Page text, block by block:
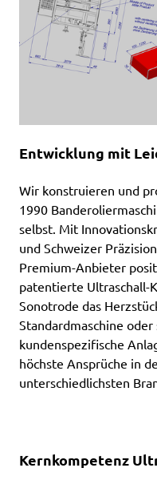
Entwicklung mit
Wir konstruieren und
1990
selbst. Mit
und Schweizer
Premium-Anbieter
patentierte Ultraschall-
Sonotrode das
Standardmaschine
kundenspezifische
höchste Ansprüche in
unterschiedlichsten
Kernkompetenz